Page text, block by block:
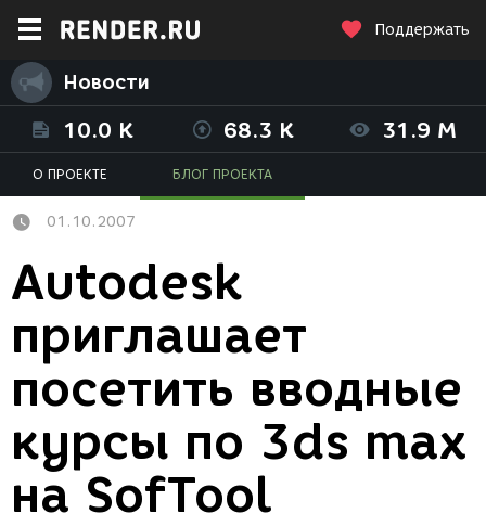
Поддержать
Новости
10.0 K 68.3 K 31.9 M
О ПРОЕКТЕ БЛОГ ПРОЕКТА
01.10.2007
Autodesk
приглашает
посетить вводные
курсы по 3ds max
на SofTool